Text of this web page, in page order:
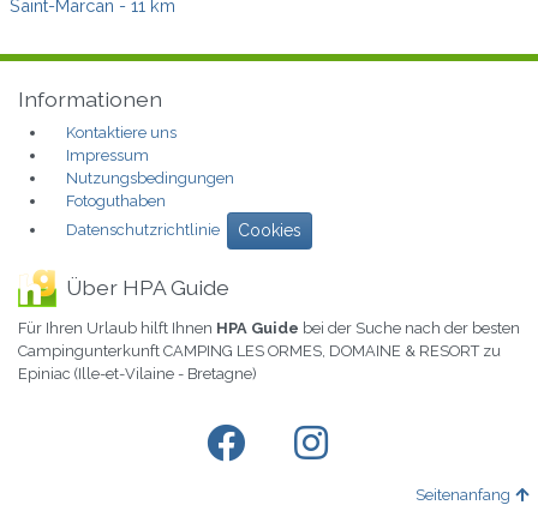
Saint-Marcan - 11 km
Informationen
Kontaktiere uns
Impressum
Nutzungsbedingungen
Fotoguthaben
Datenschutzrichtlinie
Cookies
Über HPA Guide
Für Ihren Urlaub hilft Ihnen HPA Guide bei der Suche nach der besten
Campingunterkunft CAMPING LES ORMES, DOMAINE & RESORT zu
Epiniac (Ille-et-Vilaine - Bretagne)
Seitenanfang